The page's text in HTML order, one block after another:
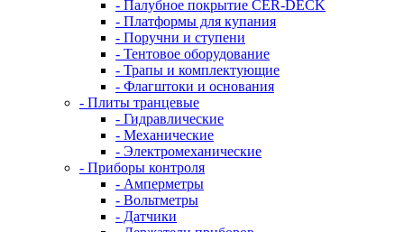
- Палубное покрытие CER-DECK
- Платформы для купания
- Поручни и ступени
- Тентовое оборудование
- Трапы и комплектующие
- Флагштоки и основания
- Плиты транцевые
- Гидравлические
- Механические
- Электромеханические
- Приборы контроля
- Амперметры
- Вольтметры
- Датчики